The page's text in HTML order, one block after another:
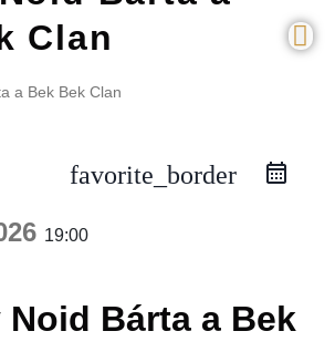
Clan
favorite_border
19:00
Noid Bárta a Bek